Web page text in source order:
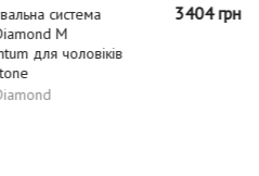
Страхувальна система
Black Diamond M
Momentum для чоловіків
Black Diamond